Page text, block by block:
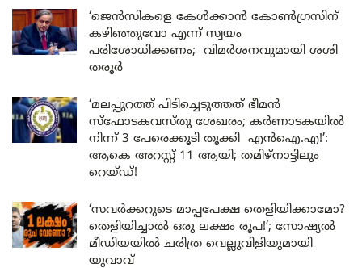
‘ജെൻസികളെ കേൾക്കാൻ കോൺഗ്രസിന്
കഴിഞ്ഞുവോ എന്ന് സ്വയം
പരിശോധിക്കണം; വിമർശനവുമായി ശശി
തരൂർ
‘മലപ്പുറത്ത് പിടിച്ചെടുത്തത് ഭീമൻ
സ്ഫോടകവസ്തു ശേഖരം; കർണാടകയിൽ
നിന്ന് 3 പേരെക്കൂടി തൂക്കി എൻഐ.എ!’:
ആകെ അറസ്റ്റ് 11 ആയി; തമിഴ്‌നാട്ടിലും
റെയ്ഡ്!
‘സവർക്കറുടെ മാപ്പപേക്ഷ തെളിയിക്കാമോ?
തെളിയിച്ചാൽ ഒരു ലക്ഷം രൂപ!’; സോഷ്യൽ
മീഡിയയിൽ ചരിത്ര വെല്ലുവിളിയുമായി
യുവാവ്